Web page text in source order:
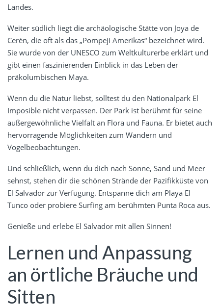
Landes.
Weiter südlich liegt die archäologische Stätte von Joya de
Cerén, die oft als das „Pompeji Amerikas“ bezeichnet wird.
Sie wurde von der UNESCO zum Weltkulturerbe erklärt und
gibt einen faszinierenden Einblick in das Leben der
präkolumbischen Maya.
Wenn du die Natur liebst, solltest du den Nationalpark El
Imposible nicht verpassen. Der Park ist berühmt für seine
außergewöhnliche Vielfalt an Flora und Fauna. Er bietet auch
hervorragende Möglichkeiten zum Wandern und
Vogelbeobachtungen.
Und schließlich, wenn du dich nach Sonne, Sand und Meer
sehnst, stehen dir die schönen Strände der Pazifikküste von
El Salvador zur Verfügung. Entspanne dich am Playa El
Tunco oder probiere Surfing am berühmten Punta Roca aus.
Genieße und erlebe El Salvador mit allen Sinnen!
Lernen und Anpassung
an örtliche Bräuche und
Sitten